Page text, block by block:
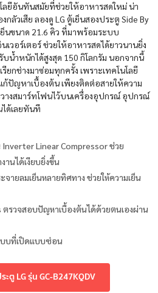
ลยีอันทันสมัยที่ช่วยให้อาหารสดใหม่ น่า
กลัวเสีย ลองดู LG ตู้เย็นสองประตู Side By
ย็นขนาด 21.6 คิว ที่มาพร้อมระบบ
วอร์เตอร์ ช่วยให้อาหารสดได้ยาวนานยิ่ง
น้ำหนักได้สูงสุด 150 กิโลกรัม นอกจากนี้
ยกช่างมาซ่อมทุกครั้ง เพราะเทคโนโลยี
ก้ปัญหาเบื้องต้น เพียงติดต่อสายให้ความ
างสมาร์ทโฟนไว้บนเครื่องอุปกรณ์ อุปกรณ์
ด้เลยทันที
Linear Compressor ช่วย
านได้เงียบยิ่งขึ้น
ายลมเย็นหลายทิศทาง ช่วยให้ความเย็น
ตรวจสอบปัญหาเบื้องต้นได้ด้วยตนเองผ่าน
บที่เปิดแบบซ่อน
ตู LG รุ่น GC-B247KQDV